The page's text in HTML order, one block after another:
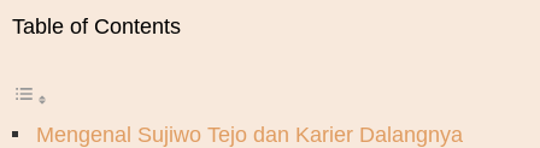
Table of Contents
Mengenal Sujiwo Tejo dan Karier Dalangnya